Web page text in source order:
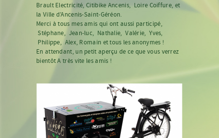
Brault Electricité, Citibike Ancenis, Loire Coiffure, et
la Ville d’Ancenis-Saint-Géréon.
Merci à tous mes amis qui ont aussi participé,
Stéphane, Jean-luc, Nathalie, Valérie, Yves,
Philippe, Alex, Romain et tous les anonymes !
En attendant, un petit aperçu de ce que vous verrez
bientôt A très vite les amis !